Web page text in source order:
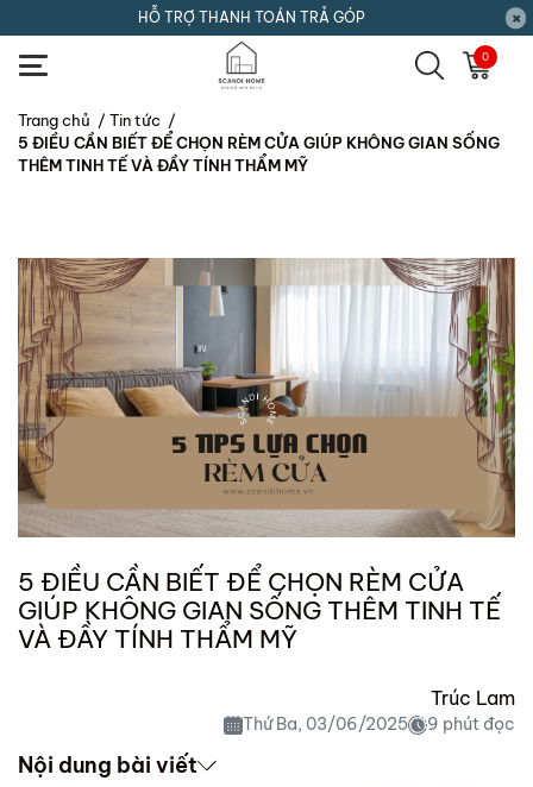
HỖ TRỢ THANH TOÁN TRẢ GÓP
0
Trang chủ / Tin tức /
5 ĐIỀU CẦN BIẾT ĐỂ CHỌN RÈM CỬA GIÚP KHÔNG GIAN SỐNG
THÊM TINH TẾ VÀ ĐẦY TÍNH THẨM MỸ
5 ĐIỀU CẦN BIẾT ĐỂ CHỌN RÈM CỬA
GIÚP KHÔNG GIAN SỐNG THÊM TINH TẾ
VÀ ĐẦY TÍNH THẨM MỸ
Trúc Lam
Thứ Ba, 03/06/2025 9 phút đọc
Nội dung bài viết